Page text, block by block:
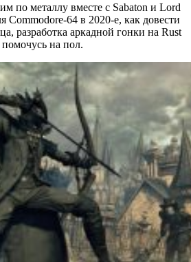
по металлу вместе с Sabaton и Lord
64 в 2020-е, как довести
разработка аркадной гонки на Rust
на пол.